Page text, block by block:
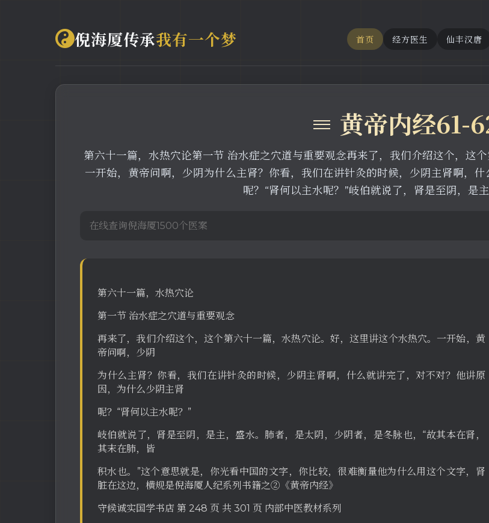
倪海厦传承我有一个梦 首页 经方医生 仙丰汉唐
≡ 黄帝内经61-
第六十一篇，水热穴论第一节 治水症之穴道与重要观念再来了，我们介绍这个，这
一开始，黄帝问啊，少阴为什么主肾？你看，我们在讲针灸的时候，少阴主肾啊，
呢？“肾何以主水呢？”岐伯就说了，肾是至阴，是
第六十一篇，水热穴论
第一节 治水症之穴道与重要观念
再来了，我们介绍这个，这个第六十一篇，水热穴论。好，这里讲这个水热穴。一开始，黄
帝问啊，少阴
为什么主肾？你看，我们在讲针灸的时候，少阴主肾啊，什么就讲完了，对不对？他讲原
因，为什么少阴主肾
呢？“肾何以主水呢？”
岐伯就说了，肾是至阴，是主，盛水。肺者，是太阴，少阴者，是冬脉也，“故其本在肾，
其末在肺，皆
积水也。”这个意思就是，你光看中国的文字，你比较，很难衡量他为什么用这个文字，肾
脏在这边，横规是倪海厦人纪系列书籍之②《黄帝内经》
守候诚实国学书店 第 248 页 共 301 页 内部中医教材系列